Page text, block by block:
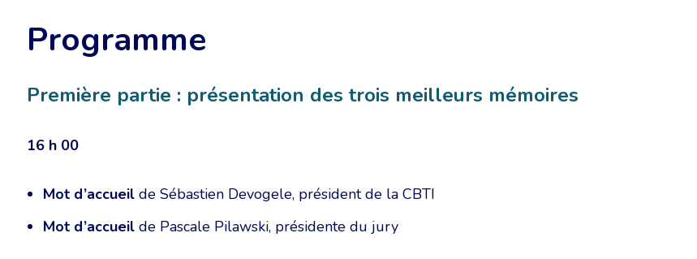
Programme
Première partie : présentation des trois meilleurs mémoires
16 h 00
Mot d’accueil de Sébastien Devogele, président de la CBTI
Mot d’accueil de Pascale Pilawski, présidente du jury